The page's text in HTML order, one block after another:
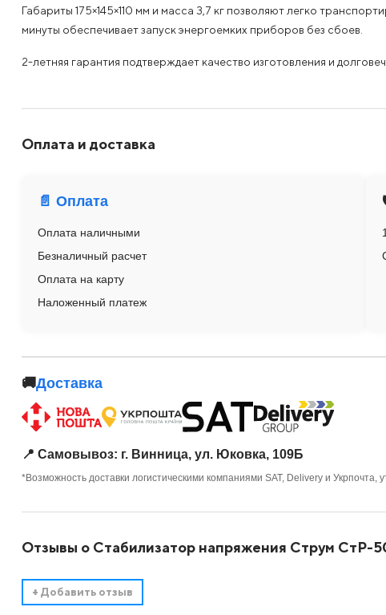
Габариты 175×145×110 мм и масса 3,7 кг позволяют легко
минуты обеспечивает запуск энергоемких приборов без сбоев.
2-летняя гарантия подтверждает качество изготовления и
Оплата и доставка
📄 Оплата
Оплата наличными
Безналичный расчет
Оплата на карту
Наложенный платеж
🚚Доставка
📍 Самовывоз: г. Винница, ул. Юковка, 109Б
*Возможность доставки логистическими компаниями SAT, Delivery и Укрпочта,
Отзывы о Стабилизатор напряжения Струм СтР-
+ Добавить отзыв